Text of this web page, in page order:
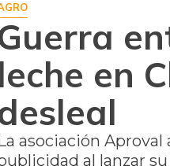
leche en
asociación
al lanzar